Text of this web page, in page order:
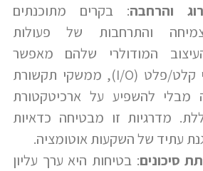
והרחבה: בקרים מתוכנתים
והתרחבות של פעולות
המודולרי שלהם מאפשר
הוספת מודולי קלט/פלט (I/O), ממשקי תקשורת
מבלי להשפיע על ארכיטקטורת
מדרגיות זו מבטיחה כדאיות
עתיד של השקעות אוטומציה.
סיכונים: בטיחות היא ערך עליון